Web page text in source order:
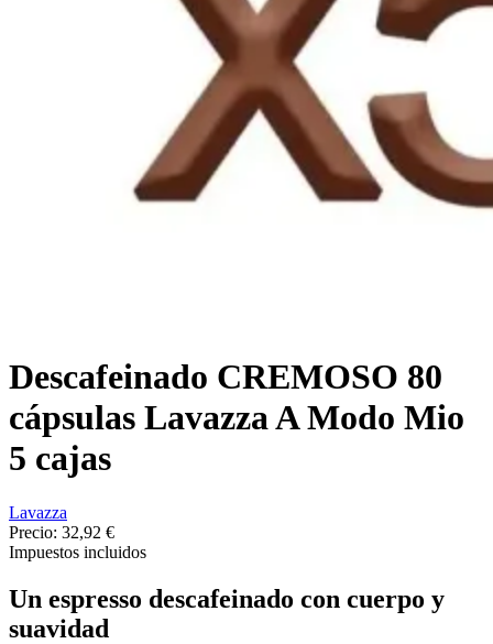
Descafeinado CREMOSO 80
cápsulas Lavazza A Modo Mio
5 cajas
Lavazza
Precio: 32,92 €
Impuestos incluidos
Un espresso descafeinado con cuerpo y
suavidad